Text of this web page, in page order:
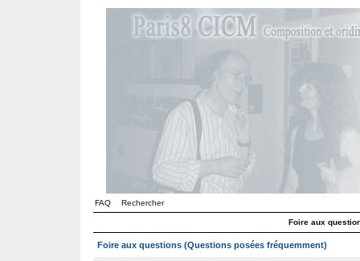
FAQ Rechercher
Foire aux
Foire aux questions (Questions posées fréquemment)